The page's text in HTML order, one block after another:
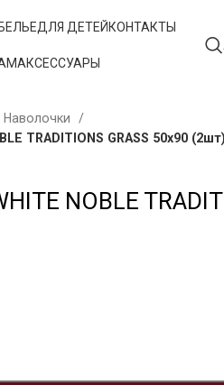
ДЛЯ ДЕТЕЙ КОНТАКТЫ
АКСЕССУАРЫ
Наволочки
TRADITIONS GRASS 50х90 (2шт)
NOBLE